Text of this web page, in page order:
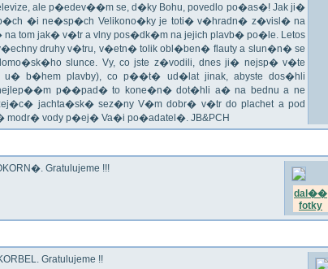
ale p�edev��m se, d�ky Bohu, povedlo po�as�! Jak ji�
�i ne�sp�ch Velikono�ky je toti� v�hradn� z�visl� na
tom jak� v�tr a vlny pos�dk�m na jejich plavb� po�le. Letos
druhy v�tru, v�etn� tolik obl�ben� flauty a slun�n� se
slunce. Vy, co jste z�vodili, dnes ji� nejsp� v�te
u� b�hem plavby), co p��t� ud�lat jinak, abyste dos�hli
p��pad� to kone�n� dot�hli a� na bednu a ne
jachta�sk� sez�ny V�m dobr� v�tr do plachet a pod
modr� vody p�ej� Va�i po�adatel�. JB&PCH
Gratulujeme !!!
dal��
fotky
Gratulujeme !!